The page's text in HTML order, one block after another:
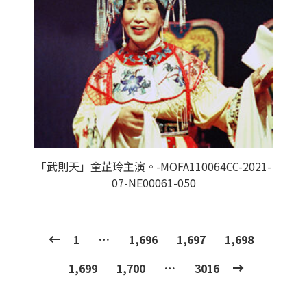
「武則天」童芷玲主演。-MOFA110064CC-2021-
07-NE00061-050
1 … 1,696 1,697
1,698
1,699
1,700 … 3016